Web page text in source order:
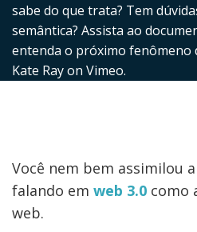
sabe do que trata? Tem
semântica? Assista ao
entenda o próximo fenômeno
Kate Ray on Vimeo.
Você nem bem assimilou a
falando em web 3.0 como
web.